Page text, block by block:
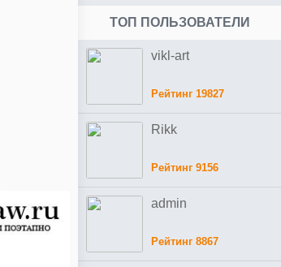
ТОП ПОЛЬЗОВАТЕЛИ
vikl-art
Рейтинг 19827
Rikk
Рейтинг 9156
admin
Рейтинг 8867